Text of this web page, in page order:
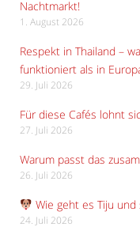
Nachtmarkt!
1. August 2026
Respekt in Thailand –
funktioniert als in
29. Juli 2026
Für diese Cafés lohnt
27. Juli 2026
Warum passt das
26. Juli 2026
Wie geht es Tiju
24. Juli 2026